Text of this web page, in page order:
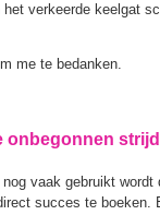
het verkeerde keelgat
me te bedanken.
onbegonnen strijd
vaak gebruikt
succes te boeken.